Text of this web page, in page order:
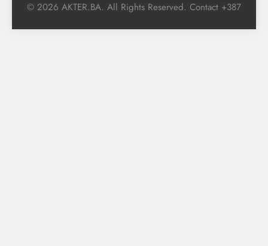
© 2026 AKTER.BA. All Rights Reserved. Contact +387